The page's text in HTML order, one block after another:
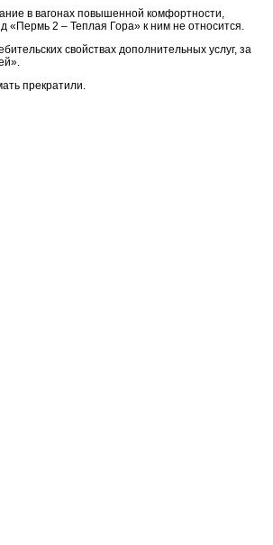
в вагонах повышенной комфортности,
«Пермь 2 – Теплая Гора» к ним не относится.
свойствах дополнительных услуг, за
прекратили.